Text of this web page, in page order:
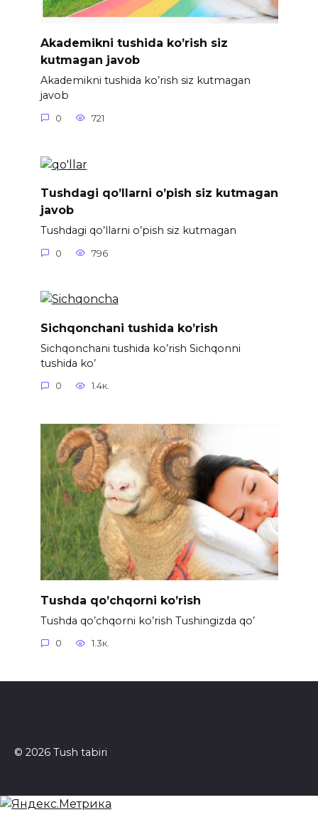
Akademikni tushida ko’rish siz
kutmagan javob
Akademikni tushida ko’rish siz kutmagan
javob
0 721
Tushdagi qo’llarni o’pish siz kutmagan
javob
Tushdagi qo’llarni o’pish siz kutmagan
0 796
Sichqonchani tushida ko’rish
Sichqonchani tushida ko’rish Sichqonni
tushida ko’
0 1.4к.
Tushda qo’chqorni ko’rish
Tushda qo’chqorni ko’rish Tushingizda qo’
0 1.3к.
© 2026 Tush tabiri